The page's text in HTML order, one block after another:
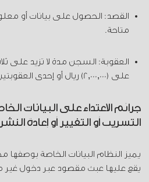
القصد: الحصول على بيانات أو
متاحة.
العقوبة: السجن مدة لا تزيد على
على (2,000,000) ريال أو إحدى العقوبتين.
جرائم الاعتداء على البيانات
التسريب أو التغيير أو إعادة
يميز النظام البيانات الخاصة بوصفها
يقع عليها عبث مقصود عبر دخول